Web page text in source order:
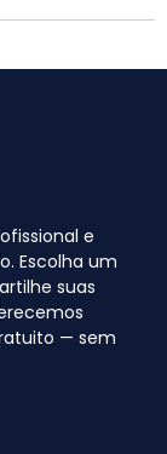
e
Escolha um
suas
— sem